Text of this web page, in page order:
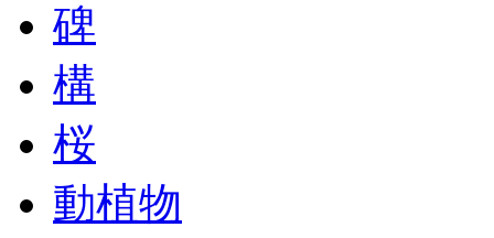
碑
構
桜
動植物